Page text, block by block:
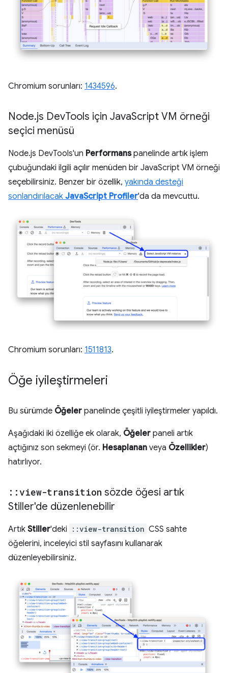
Chromium sorunları: 1434596.
Node.js DevTools için JavaScript VM örneği
seçici menüsü
Node.js DevTools'un Performanspanelinde artık işlem
çubuğundaki ilgili açılır menüden bir JavaScript VM örneği
seçebilirsiniz. Benzer bir özellik, yakında desteği
sonlandırılacak JavaScript Profiler'da da mevcuttu.
Chromium sorunları: 1511813.
Öğe iyileştirmeleri
Bu sürümde Öğeler panelinde çeşitli iyileştirmeler yapıldı.
Aşağıdaki iki özelliğe ek olarak, Öğeler paneli artık
açtığınız son sekmeyi (ör. Hesaplanan veya Özellikler)
hatırlıyor.
:: view-transition sözde öğesi artık
Stiller'de düzenlenebilir
Artık Stiller'deki ::view-transition CSS sahte
öğelerini, inceleyici stil sayfasını kullanarak
düzenleyebilirsiniz.